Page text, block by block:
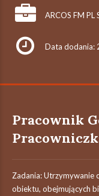
ARCOS FM PL
Data dodania:
Pracownik
Zadania: Utrzymywanie
obiektu, obejmujących